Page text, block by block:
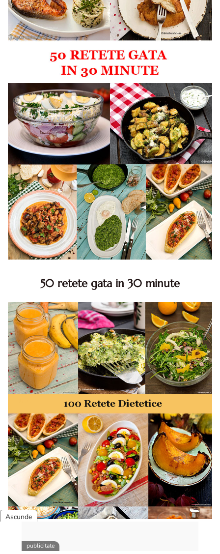
50 retete gata in 30 minute
minute. Retete rapide. Retete rapide de mancare. Idei
retete mancare rapid